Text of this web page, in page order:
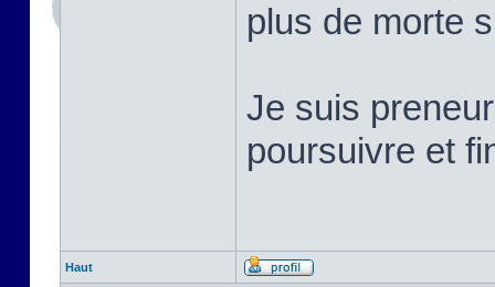
plus de morte
Je suis
poursuivre et
Haut